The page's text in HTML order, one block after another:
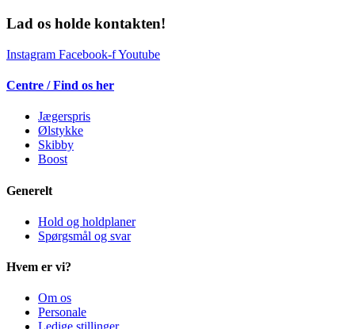
Lad os holde kontakten!
Instagram Facebook-fYoutube
Centre / Find os her
Jægerspris
Ølstykke
Skibby
Boost
Generelt
Hold og holdplaner
Spørgsmål og svar
Hvem er vi?
Om os
Personale